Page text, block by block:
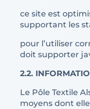
ce site est
supportant les
pour l’utiliser
doit supporter
2.2.
Le Pôle Textile
moyens dont